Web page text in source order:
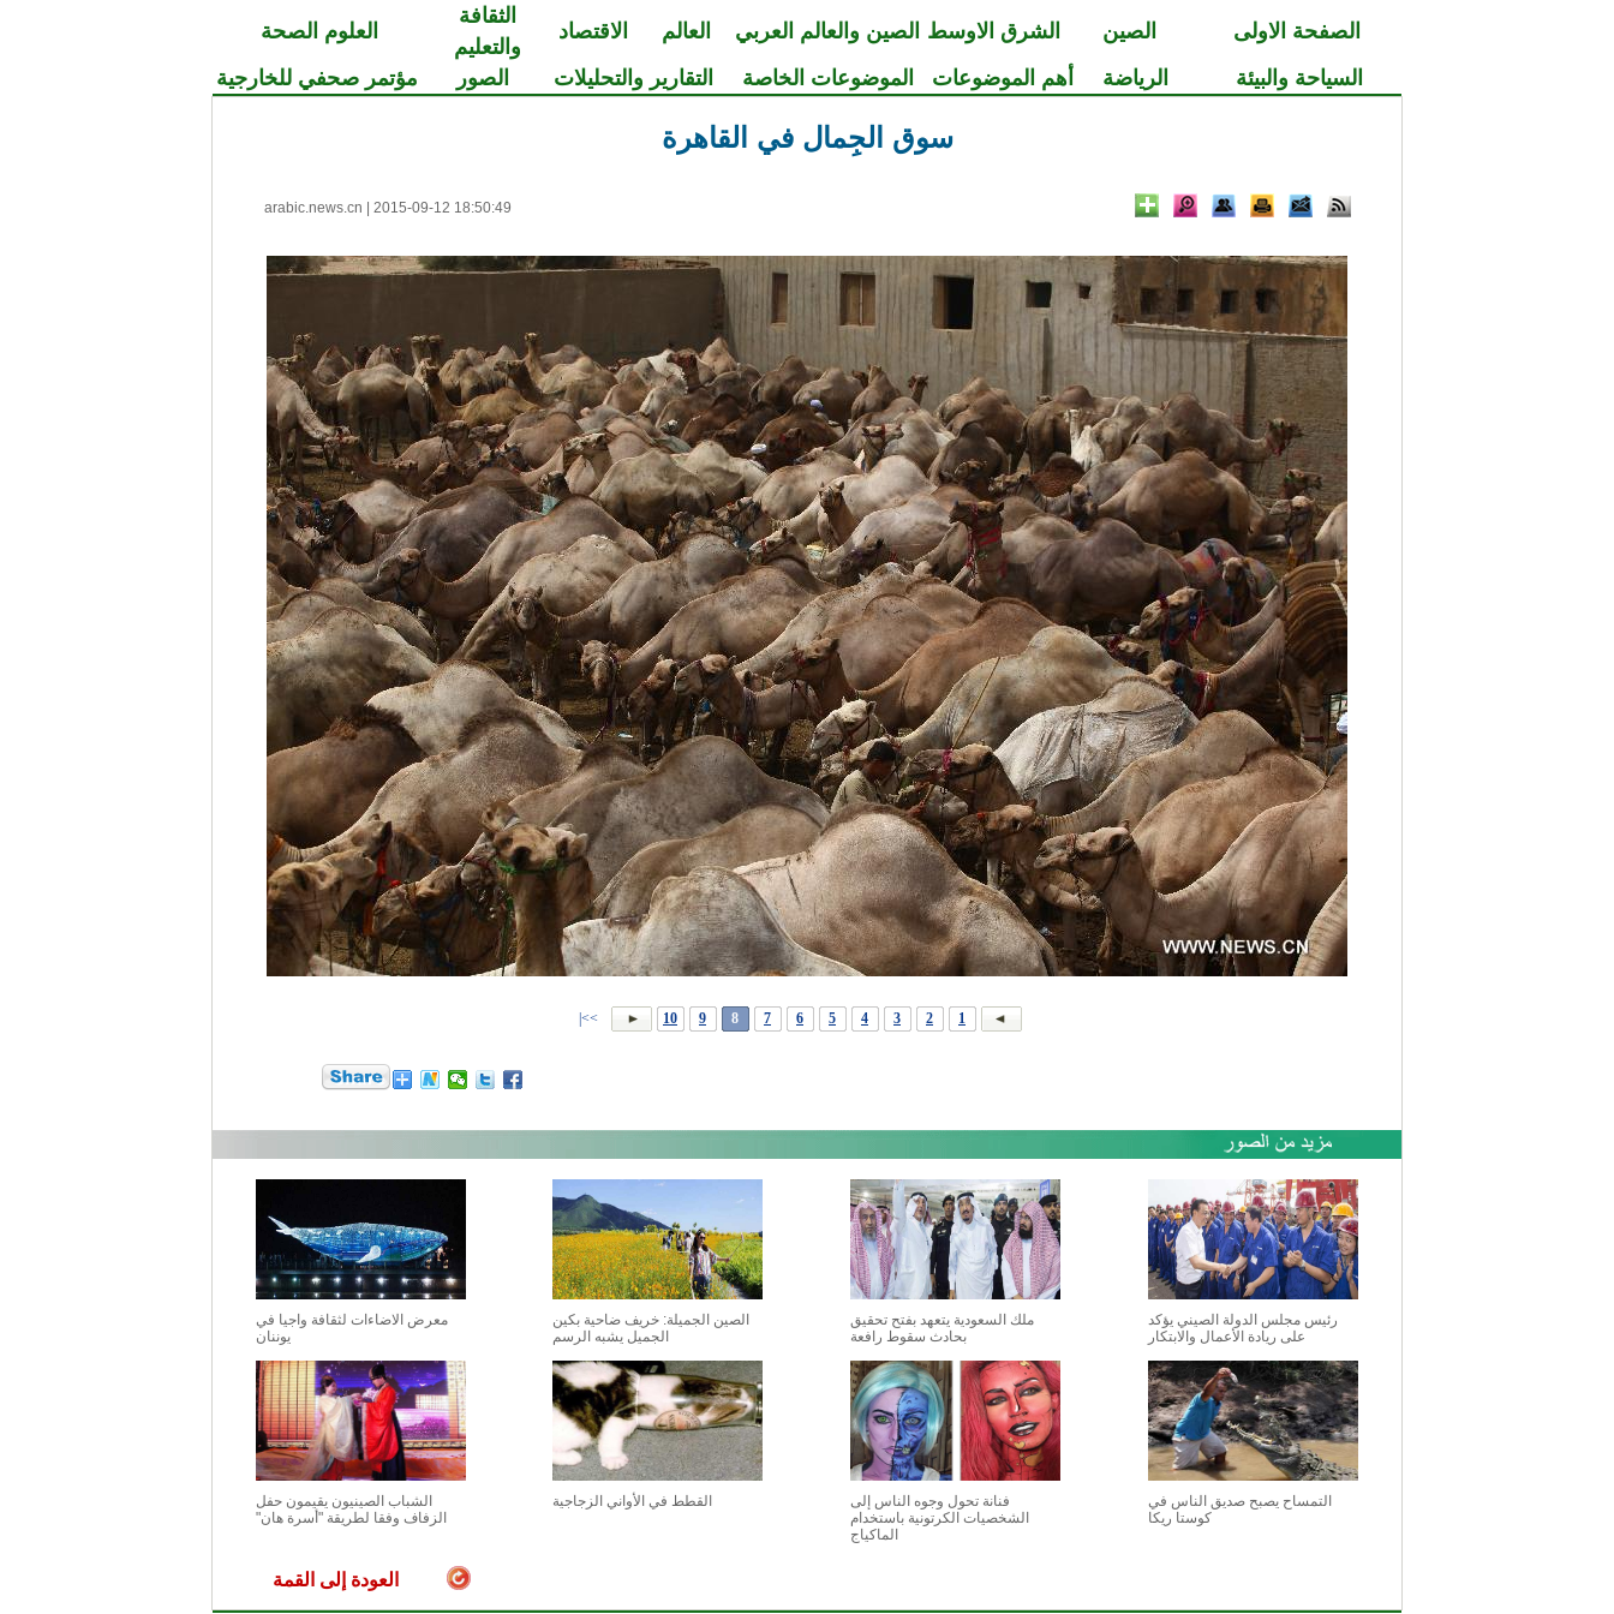
الصفحة الاولى الصين الشرق الاوسط الصين والعالم العربي العالم الاقتصاد
الثقافة
والتعليم
العلوم الصحة
السياحة والبيئة
الرياضة أهم الموضوعات الموضوعات الخاصة التقارير والتحليلات الصور مؤتمر صحفي للخارجية
سوق الجِمال في القاهرة
arabic.news.cn 2015-09-12 18:50:49
1
2
3
4
5
6
7
8
9
10
>>|
رئيس مجلس الدولة الصيني يؤكد
على ريادة الأعمال والابتكار
ملك السعودية يتعهد بفتح تحقيق
بحادث سقوط رافعة
الصين الجميلة: خريف ضاحية بكين
الجميل يشبه الرسم
معرض الاضاءات لثقافة واجيا في
يوننان
التمساح يصبح صديق الناس في
كوستا ريكا
فنانة تحول وجوه الناس إلى
الشخصيات الكرتونية باستخدام
الماكياج
القطط في الأواني الزجاجية
الشباب الصينيون يقيمون حفل
الزفاف وفقا لطريقة "أسرة هان"
العودة إلى القمة